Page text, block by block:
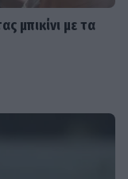
μπικίνι με τα